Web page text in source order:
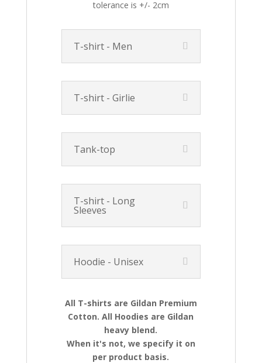
tolerance is +/- 2cm
T-shirt - Men
T-shirt - Girlie
Tank-top
T-shirt - Long
Sleeves
Hoodie - Unisex
All T-shirts are Gildan Premium
Cotton. All Hoodies are Gildan
heavy blend.
When it's not, we specify it on
per product basis.